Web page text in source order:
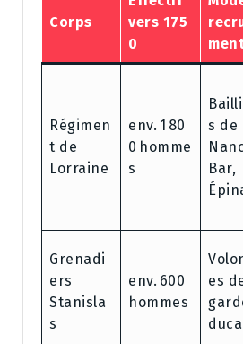
Corps
vers 175
0
Régimen
t de
Lorraine
env. 1 80
0 homme
s
s de
Bar,
Grenadi
ers
Stanisla
s
env. 600
hommes
es